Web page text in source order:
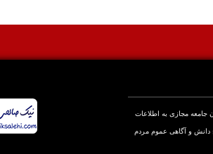
جامعه مجازی به اطلاعات
و آگاهی عموم مردم